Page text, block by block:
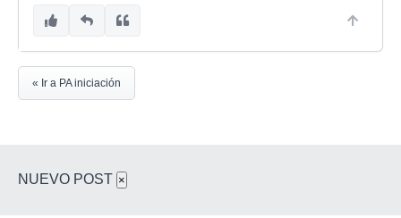
« Ir a PA iniciación
NUEVO POST ×